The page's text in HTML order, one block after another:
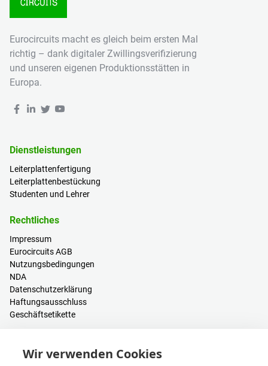
Eurocircuits macht es gleich beim ersten Mal
richtig – dank digitaler Zwillingsverifizierung
und unseren eigenen Produktionsstätten in
Europa.
Dienstleistungen
Leiterplattenfertigung
Leiterplattenbestückung
Studenten und Lehrer
Rechtliches
Impressum
Eurocircuits AGB
Nutzungsbedingungen
NDA
Datenschutzerklärung
Haftungsausschluss
Geschäftsetikette
PCB Kalkulator
Wir verwenden Cookies